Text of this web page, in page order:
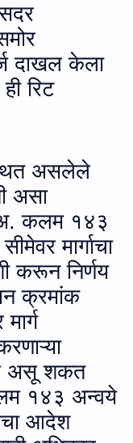
सदर
दाखल केला
रिट
असलेले
असा
कलम १४३
मार्गाचा
करून निर्णय
क्रमांक
असू शकत
१४३ अन्‍वये
आदेश